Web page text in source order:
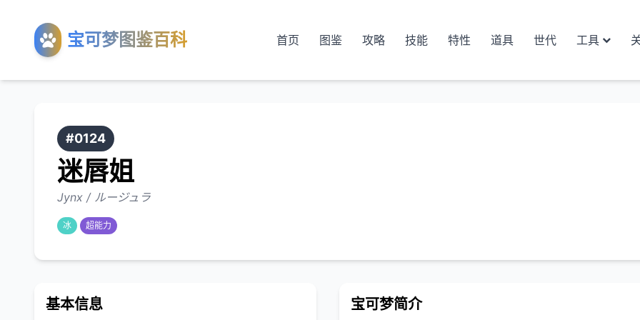
宝可梦图鉴百科 首页 图鉴 攻略 技能 特性 道具 世代 工具
#0124
迷唇姐
Jynx / ルージュラ
冰 超能力
基本信息 宝可梦简介